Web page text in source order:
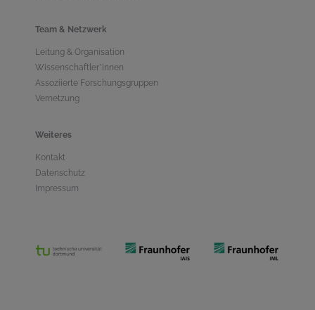
Team & Netzwerk
Leitung & Organisation
Wissenschaftler*innen
Assoziierte Forschungsgruppen
Vernetzung
Weiteres
Kontakt
Datenschutz
Impressum